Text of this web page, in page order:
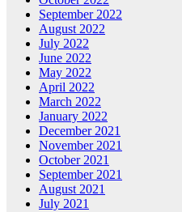
September 2022
August 2022
July 2022
June 2022
May 2022
April 2022
March 2022
January 2022
December 2021
November 2021
October 2021
September 2021
August 2021
July 2021